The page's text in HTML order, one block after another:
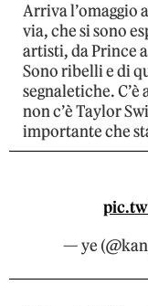
Arriva l’omaggio
via, che si sono
artisti, da Prince
Sono ribelli e di
segnaletiche.
non c’è Taylor
importante che
— ye